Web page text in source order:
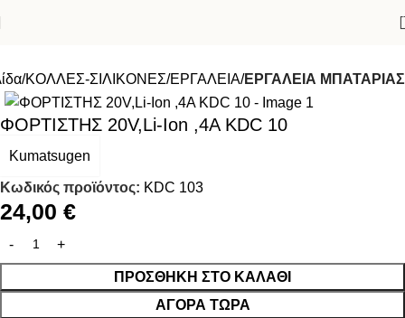
ΚΟΛΛΕΣ-ΣΙΛΙΚΟΝΕΣ ΕΡΓΑΛΕΙΑ ΕΡΓΑΛΕΙΑ ΜΠΑΤΑΡΙΑΣ
ΦΟΡΤΙΣΤΗΣ 20V,Li-Ion ,4A KDC 10
Kumatsugen
Κωδικός προϊόντος: KDC 103
24,00 €
ΠΡΟΣΘΉΚΗ ΣΤΟ ΚΑΛΆΘΙ
ΑΓΟΡΆ ΤΏΡΑ